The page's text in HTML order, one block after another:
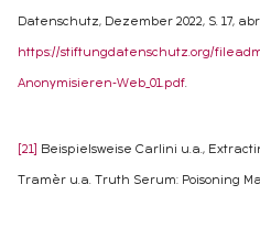
Datenschutz, Dezember 2022, S. 17,
https://stiftungdatenschutz.org/
Anonymisieren-Web_01.pdf.
[21] Beispielsweise Carlini u.a.,
Tramèr u.a. Truth Serum: Poisoning